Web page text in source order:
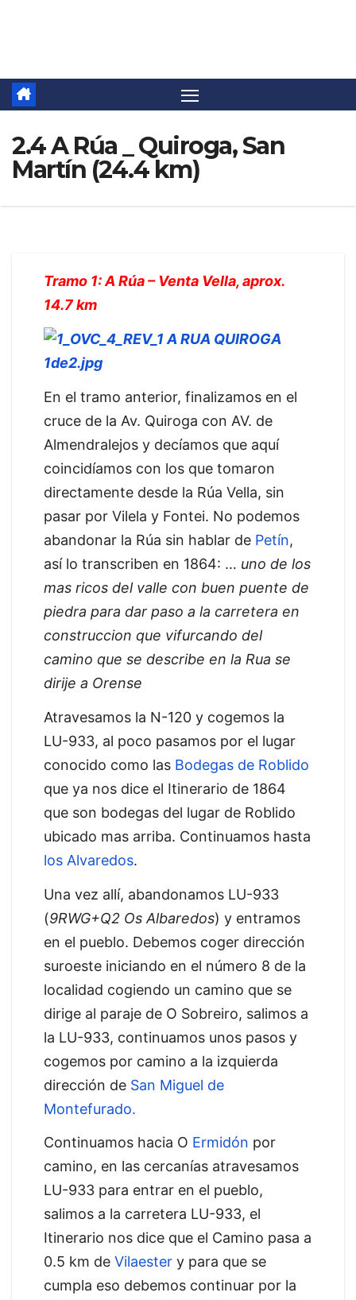
2.4 A Rúa _ Quiroga, San
Martín (24.4 km)
Tramo 1: A Rúa – Venta Vella, aprox.
14.7 km
En el tramo anterior, finalizamos en el
cruce de la Av. Quiroga con AV. de
Almendralejos y decíamos que aquí
coincidíamos con los que tomaron
directamente desde la Rúa Vella, sin
pasar por Vilela y Fontei. No podemos
abandonar la Rúa sin hablar de Petín,
así lo transcriben en 1864: … uno de los
mas ricos del valle con buen puente de
piedra para dar paso a la carretera en
construccion que vifurcando del
camino que se describe en la Rua se
dirije a Orense
Atravesamos la N-120 y cogemos la
LU-933, al poco pasamos por el lugar
conocido como las Bodegas de Roblido
que ya nos dice el Itinerario de 1864
que son bodegas del lugar de Roblido
ubicado mas arriba. Continuamos hasta
los Alvaredos.
Una vez allí, abandonamos LU-933
(9RWG+Q2 Os Albaredos) y entramos
en el pueblo. Debemos coger dirección
suroeste iniciando en el número 8 de la
localidad cogiendo un camino que se
dirige al paraje de O Sobreiro, salimos a
la LU-933, continuamos unos pasos y
cogemos por camino a la izquierda
dirección de San Miguel de
Montefurado.
Continuamos hacia O Ermidón por
camino, en las cercanías atravesamos
LU-933 para entrar en el pueblo,
salimos a la carretera LU-933, el
Itinerario nos dice que el Camino pasa a
0.5 km de Vilaester y para que se
cumpla eso debemos continuar por la